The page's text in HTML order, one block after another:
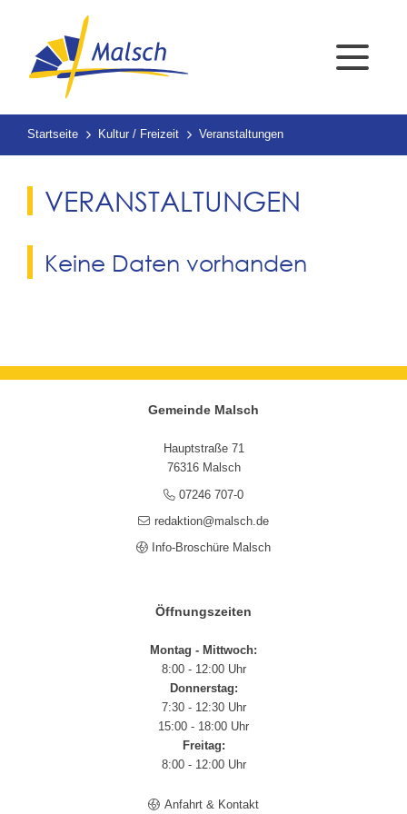
Startseite Kultur / Freizeit Veranstaltungen
VERANSTALTUNGEN
Keine Daten vorhanden
Gemeinde Malsch
Hauptstraße 71
76316 Malsch
07246 707-0
redaktion@malsch.de
Info-Broschüre Malsch
Öffnungszeiten
Montag - Mittwoch:
8:00 - 12:00 Uhr
Donnerstag:
7:30 - 12:30 Uhr
15:00 - 18:00 Uhr
Freitag:
8:00 - 12:00 Uhr
Anfahrt & Kontakt